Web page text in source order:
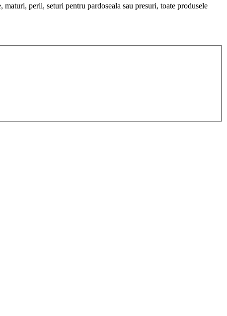
perii, seturi pentru pardoseala sau presuri, toate produsele